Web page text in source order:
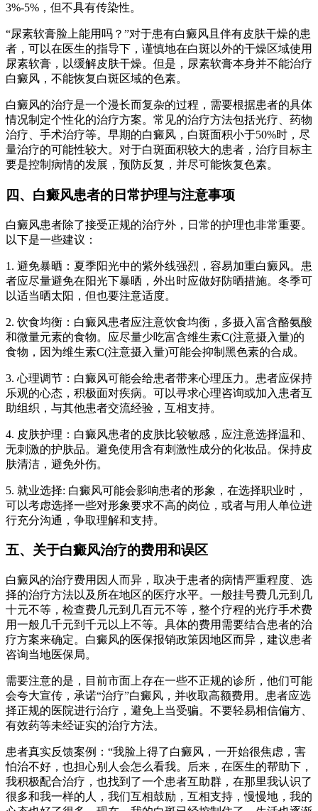
3%-5%，但不具有传染性。
“尿素软膏脸上能用吗？”对于患有白癜风且伴有皮肤干燥的患
者，可以在医生的指导下，谨慎地在白斑以外的干燥区域使用
尿素软膏，以缓解皮肤干燥。但是，尿素软膏本身并不能治疗
白癜风，不能恢复白斑区域的色素。
白癜风的治疗是一个漫长而复杂的过程，需要根据患者的具体
情况制定个性化的治疗方案。常见的治疗方法包括光疗、药物
治疗、手术治疗等。早期的白癜风，白斑面积小于50%时，尽
量治疗的可能性较大。对于白斑面积较大的患者，治疗目标主
要是控制病情的发展，预防反复，并尽可能恢复色素。
四、白癜风患者的日常护理与注意事项
白癜风患者除了接受正规的治疗外，日常的护理也非常重要。
以下是一些建议：
1. 避免暴晒：夏季阳光中的紫外线强烈，容易加重白癜风。患
者应尽量避免在阳光下暴晒，外出时应做好防晒措施。冬季可
以适当晒太阳，但也要注意适度。
2. 饮食均衡：白癜风患者应注意饮食均衡，多摄入富含酪氨酸
和微量元素的食物。应尽量少吃富含维生素C(注意摄入量)的
食物，因为维生素C(注意摄入量)可能会抑制黑色素的合成。
3. 心理调节：白癜风可能会给患者带来心理压力。患者应保持
乐观的心态，积极面对疾病。可以寻求心理咨询或加入患者互
助组织，与其他患者交流经验，互相支持。
4. 皮肤护理：白癜风患者的皮肤比较敏感，应注意选择温和、
无刺激的护肤品。避免使用含有刺激性成分的化妆品。保持皮
肤清洁，避免外伤。
5. 就业选择: 白癜风可能会影响患者的形象，在选择职业时，
可以考虑选择一些对形象要求不高的岗位，或者与用人单位进
行充分沟通，争取理解和支持。
五、关于白癜风治疗的费用和误区
白癜风的治疗费用因人而异，取决于患者的病情严重程度、选
择的治疗方法以及所在地区的医疗水平。一般挂号费几元到几
十元不等，检查费几元到几百元不等，整个疗程的光疗手术费
用一般几千元到千元以上不等。具体的费用需要结合患者的治
疗方案来确定。白癜风的医保报销政策因地区而异，建议患者
咨询当地医保局。
需要注意的是，目前市面上存在一些不正规的诊所，他们可能
会夸大宣传，承诺“治疗”白癜风，并收取高额费用。患者应选
择正规的医院进行治疗，避免上当受骗。不要轻易相信偏方、
有效药等未经证实的治疗方法。
患者真实反馈案例：“我脸上得了白癜风，一开始很焦虑，害
怕治不好，也担心别人会怎么看我。后来，在医生的帮助下，
我积极配合治疗，也找到了一个患者互助群，在那里我认识了
很多和我一样的人，我们互相鼓励，互相支持，慢慢地，我的